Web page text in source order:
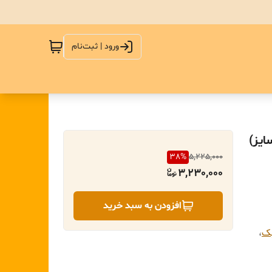
ورود | ثبت‌نام
،
5,225,000
38%
3,230,000
افزودن به سبد خرید